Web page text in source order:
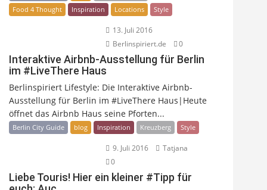
Food 4 Thought
Inspiration Locations Style
13. Juli 2016
Berlinspiriert.de
0
Interaktive Airbnb-Ausstellung für Berlin
im #LiveThere Haus
Berlinspiriert Lifestyle: Die Interaktive Airbnb-
Ausstellung für Berlin im #LiveThere Haus|Heute
öffnet das Airbnb Haus seine Pforten...
Berlin City Guide blog Inspiration Kreuzberg Style
9. Juli 2016
Tatjana
0
Liebe Touris! Hier ein kleiner #Tipp für